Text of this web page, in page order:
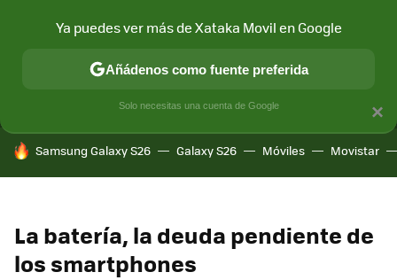
MÓVIL Y SOCIEDAD APLICACIONES
HOY SE HABLA DE
Samsung Galaxy S26 Galaxy S26 Móviles Movistar
La batería, la deuda pendiente de
los smartphones
×
Ya puedes ver más de Xataka Movil en Google
Añádenos como fuente preferida
Solo necesitas una cuenta de Google